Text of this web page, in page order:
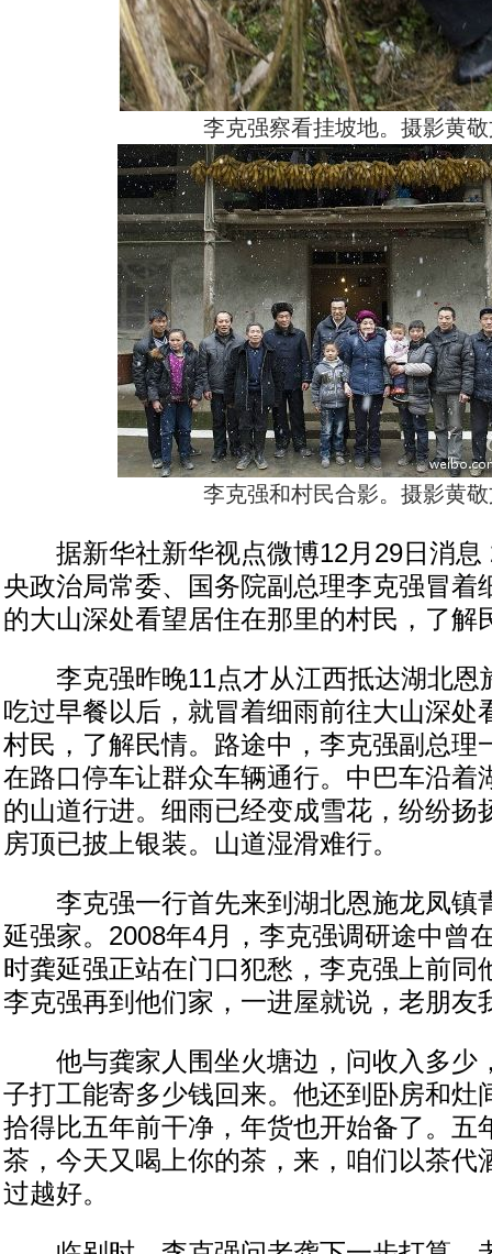
李克强察看挂坡地。摄影黄
李克强和村民合影。摄影黄
据新华社新华视点微博12月29日消息
央政治局常委、国务院副总理李克强冒着
的大山深处看望居住在那里的村民，了解
李克强昨晚11点才从江西抵达湖北恩
吃过早餐以后，就冒着细雨前往大山深处
村民，了解民情。路途中，李克强副总理
在路口停车让群众车辆通行。中巴车沿着
的山道行进。细雨已经变成雪花，纷纷扬
房顶已披上银装。山道湿滑难行。
李克强一行首先来到湖北恩施龙凤镇
延强家。2008年4月，李克强调研途中曾
时龚延强正站在门口犯愁，李克强上前同
李克强再到他们家，一进屋就说，老朋友
他与龚家人围坐火塘边，问收入多少
子打工能寄多少钱回来。他还到卧房和灶
拾得比五年前干净，年货也开始备了。五
茶，今天又喝上你的茶，来，咱们以茶代
过越好。